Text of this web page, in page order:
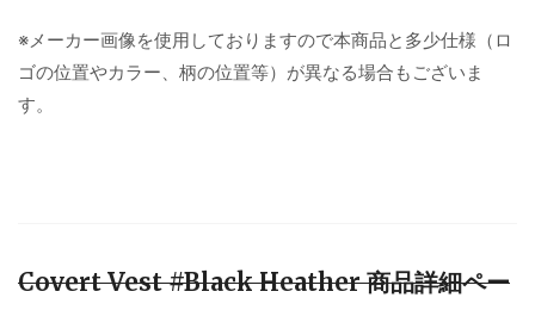
※メーカー画像を使用しておりますので本商品と多少仕様（ロ
ゴの位置やカラー、柄の位置等）が異なる場合もございま
す。
Covert Vest #Black Heather 商品詳細ペー